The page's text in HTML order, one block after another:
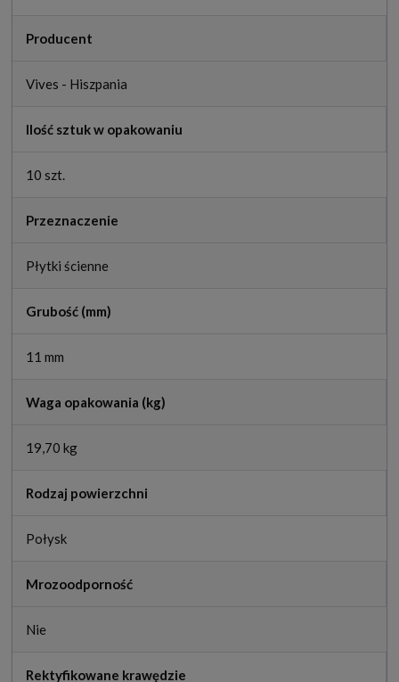
Producent
Vives - Hiszpania
Ilość sztuk w opakowaniu
10 szt.
Przeznaczenie
Płytki ścienne
Grubość (mm)
11 mm
Waga opakowania (kg)
19,70 kg
Rodzaj powierzchni
Połysk
Mrozoodporność
Nie
Rektyfikowane krawędzie